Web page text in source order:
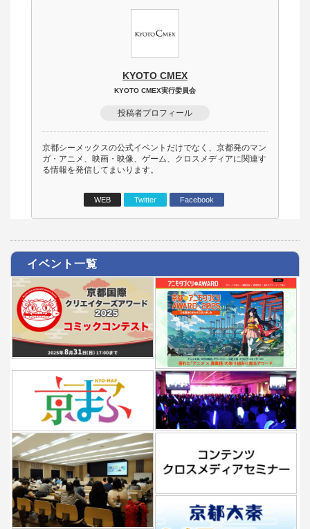
KYOTO CMEX
KYOTO CMEX実行委員会
投稿者プロフィール
京都シーメックスの公式イベントだけでなく、京都発のマン
ガ・アニメ、映画・映像、ゲーム、クロスメディアに関連す
る情報を発信してまいります。
WEB Twitter Facebook
イベント一覧